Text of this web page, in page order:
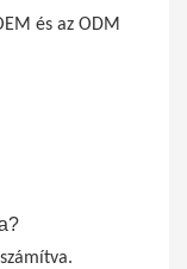
és az ODM